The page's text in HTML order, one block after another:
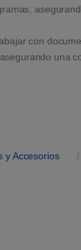
con
una
y Accesorios